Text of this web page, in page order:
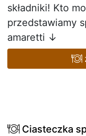
składniki! Kto
przedstawiamy
amaretti ↓
Ciasteczka